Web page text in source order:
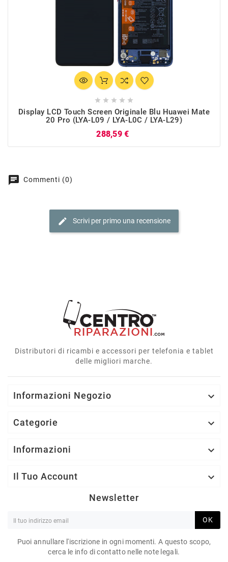
    
Display LCD Touch Screen Originale Blu Huawei Mate
20 Pro (LYA-L09 / LYA-L0C / LYA-L29)
288,59 €
chat Commenti (0)
edit Scrivi per primo una recensione
Distributori di ricambi e accessori per telefonia e tablet
delle migliori marche.
Informazioni Negozio 
Categorie 
Informazioni 
Il Tuo Account 
Newsletter
OK
Puoi annullare l'iscrizione in ogni momenti. A questo scopo,
cerca le info di contatto nelle note legali.